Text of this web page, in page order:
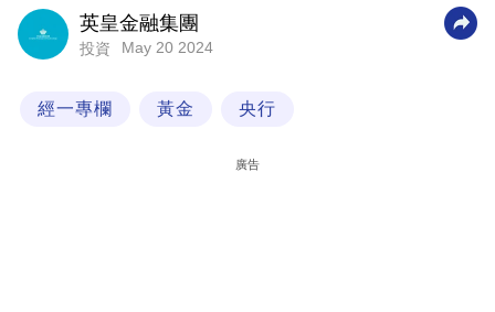
業
科
英皇金融集團
投資 May 20 2024
經一專欄 黃金 央行
廣告